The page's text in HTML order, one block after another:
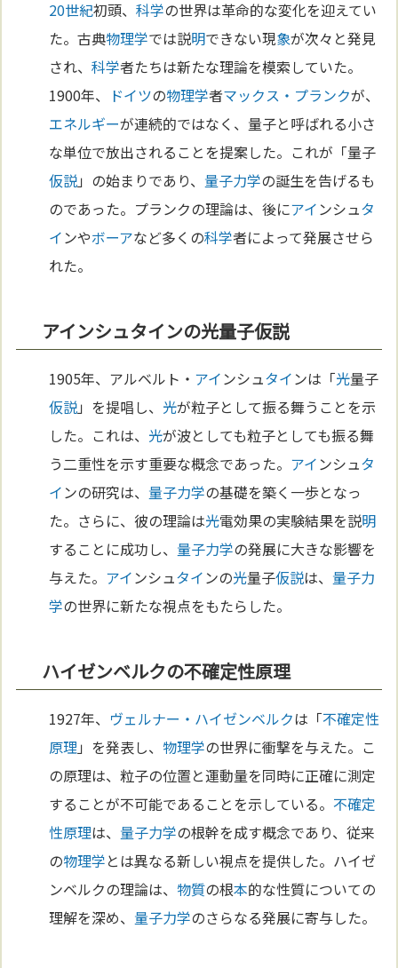
20世紀初頭、科学の世界は革命的な変化を迎えてい
た。古典物理学では説明できない現象が次々と発見
され、科学者たちは新たな理論を模索していた。
1900年、 ドイツの物理学者マックス・プランクが、
エネルギーが連続的ではなく、量子と呼ばれる小さ
な単位で放出されることを提案した。これが「量子
仮説」の始まりであり、 量子力学の誕生を告げるも
のであった。プランクの理論は、後にアインシュタ
インやボーアなど多くの科学者によって発展させら
れた。
アインシュタインの光量子仮説
1905年、アルベルト・ アインシュタインは「光量子
仮説」を提唱し、 光が粒子として振る舞うことを示
した。これは、 光が波としても粒子としても振る舞
う二重性を示す重要な概念であった。 アインシュタ
インの研究は、 量子力学の基礎を築く一歩となっ
た。さらに、彼の理論は光電効果の実験結果を説明
することに成功し、 量子力学の発展に大きな影響を
与えた。 アインシュタインの光量子仮説は、 量子力
学の世界に新たな視点をもたらした。
ハイゼンベルクの不確定性原理
1927年、 ヴェルナー・ハイゼンベルクは「不確定性
原理」を発表し、 物理学の世界に衝撃を与えた。こ
の原理は、粒子の位置と運動量を同時に正確に測定
することが不可能であることを示している。 不確定
性原理は、 量子力学の根幹を成す概念であり、従来
の物理学とは異なる新しい視点を提供した。ハイゼ
ンベルクの理論は、 物質の根本的な性質についての
理解を深め、 量子力学のさらなる発展に寄与した。